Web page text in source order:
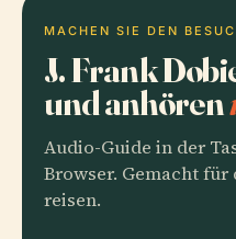
MACHEN SIE DEN
J. Frank
und anhören
Audio-Guide in der
Browser. Gemacht
reisen.